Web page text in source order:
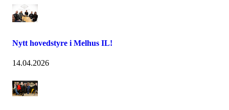
Nytt hovedstyre i Melhus IL!
14.04.2026